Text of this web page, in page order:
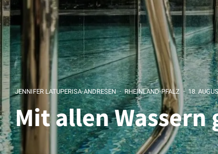
JENNIFER LATUPERISA-ANDRESEN · RHEINLAND-PFALZ · 18.
Mit allen Wassern